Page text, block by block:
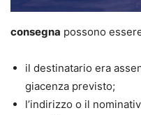
consegna possono
il destinatario era
giacenza previsto;
l’indirizzo o il